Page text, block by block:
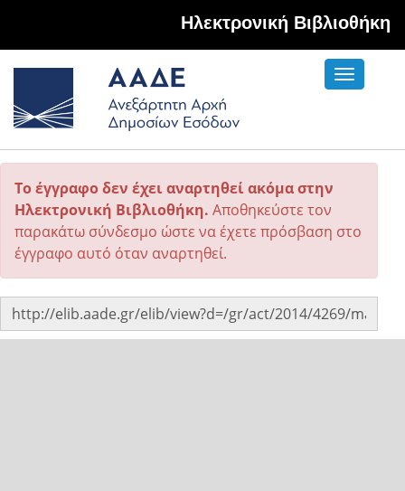
Hλεκτρονική Βιβλιοθήκη
Toggle
Το έγγραφο δεν έχει αναρτηθεί ακόμα στην
Ηλεκτρονική Βιβλιοθήκη. Αποθηκεύστε τον
παρακάτω σύνδεσμο ώστε να έχετε πρόσβαση στο
έγγραφο αυτό όταν αναρτηθεί.